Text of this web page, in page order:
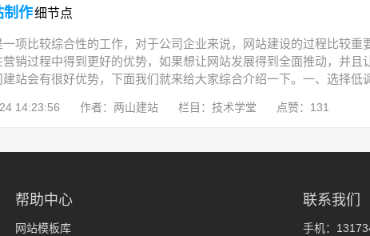
制作细节点
一项比较综合性的工作，对于公司企业来说，网站建设的过程比较
销过程中得到更好的优势，如果想让网站发展得到全面推动，并
站会有很好优势，下面我们就来给大家综合介绍一下。一、选择低
14:23:56 作者：两山建站 栏目：技术学堂 点赞：131
帮助中心
网站模板库
联系我们
手机：